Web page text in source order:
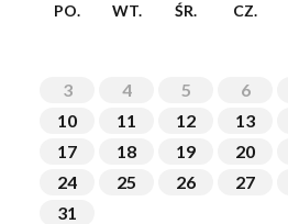
PO. WT. ŚR. CZ.
3
4 5 6
10
11 12 13
17
18 19 20
24
25 26 27
31